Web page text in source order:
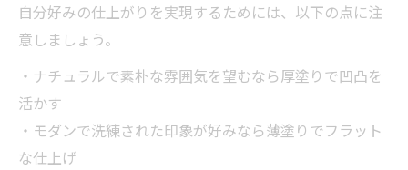
自分好みの仕上がりを実現するためには、以下の点に注
意しましょう。
・ナチュラルで素朴な雰囲気を望むなら厚塗りで凹凸を
活かす
・モダンで洗練された印象が好みなら薄塗りでフラット
な仕上げ